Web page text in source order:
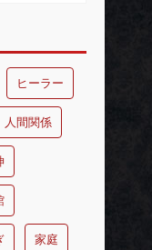
ヒーラー
人間関係
家庭